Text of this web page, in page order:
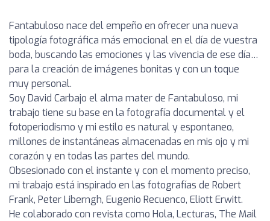
Fantabuloso nace del empeño en ofrecer una nueva
tipología fotográfica más emocional en el día de vuestra
boda, buscando las emociones y las vivencia de ese día…
para la creación de imágenes bonitas y con un toque
muy personal.
Soy David Carbajo el alma mater de Fantabuloso, mi
trabajo tiene su base en la fotografía documental y el
fotoperiodismo y mi estilo es natural y espontaneo,
millones de instantáneas almacenadas en mis ojo y mi
corazón y en todas las partes del mundo.
Obsesionado con el instante y con el momento preciso,
mi trabajo está inspirado en las fotografías de Robert
Frank, Peter Liberngh, Eugenio Recuenco, Eliott Erwitt.
He colaborado con revista como Hola, Lecturas, The Mail